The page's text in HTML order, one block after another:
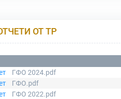
ОТ ТР
ГФО 2024.pdf
ГФО.pdf
ГФО 2022.pdf